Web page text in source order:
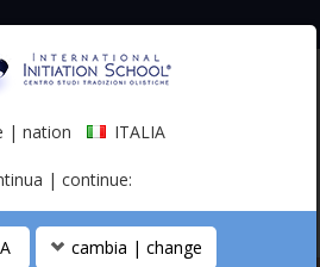
iscriviti alla mailing list
| nation ITALIA
| continue:
cambia | change